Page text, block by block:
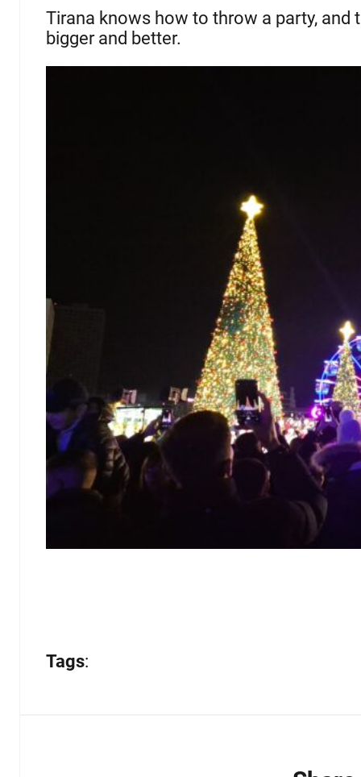
Tirana knows how to throw a party, and
bigger and better.
Tags: